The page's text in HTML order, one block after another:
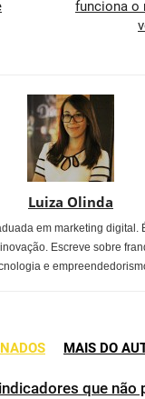
funciona o
Luiza Olinda
em marketing digital.
Escreve sobre
e
MAIS DO
que não